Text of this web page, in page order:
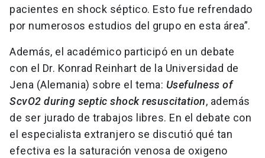
pacientes en shock séptico. Esto fue refrendado
por numerosos estudios del grupo en esta área”.
Además, el académico participó en un debate
con el Dr. Konrad Reinhart de la Universidad de
Jena (Alemania) sobre el tema: Usefulness of
ScvO2 during septic shock resuscitation, además
de ser jurado de trabajos libres. En el debate con
el especialista extranjero se discutió qué tan
efectiva es la saturación venosa de oxigeno